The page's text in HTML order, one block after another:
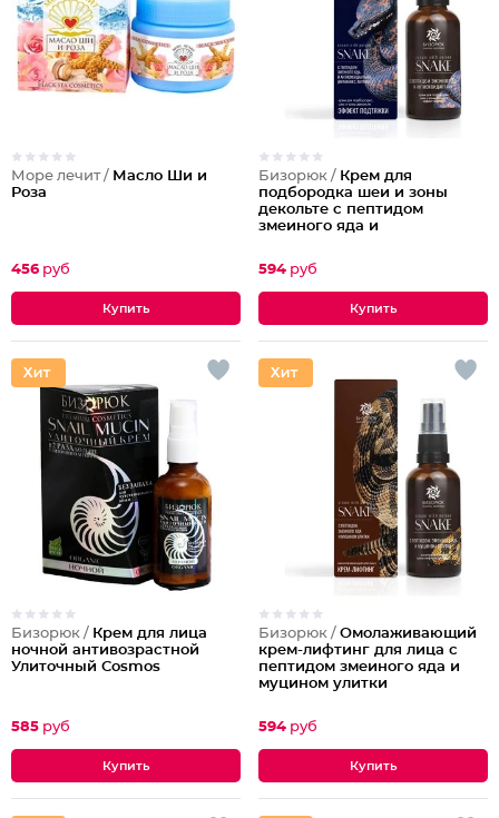
Море лечит / Масло Ши и
Роза
456 руб
Бизорюк / Крем для
подбородка шеи и зоны
декольте с пептидом
змеиного яда и
594 руб
Бизорюк / Крем для лица
ночной антивозрастной
Улиточный Cosmos
585 руб
Бизорюк / Омолаживающий
крем-лифтинг для лица с
пептидом змеиного яда и
муцином улитки
594 руб